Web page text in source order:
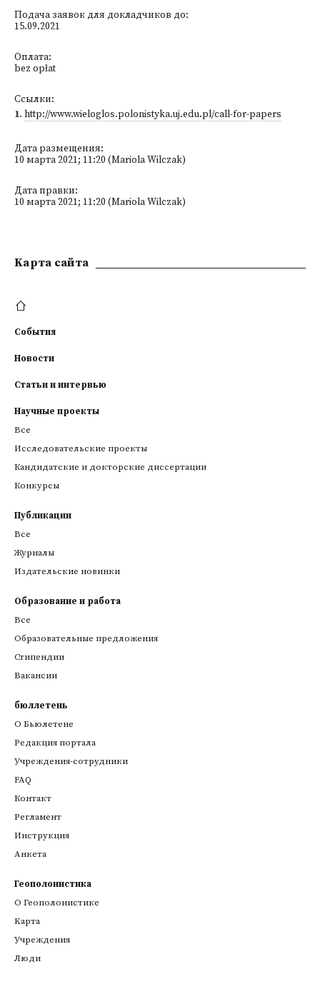
Подача заявок для докладчиков до:
15.09.2021
Оплата:
bez opłat
Ссылки:
1. http://www.wieloglos.polonistyka.uj.edu.pl/call-for-papers
Дата размещения:
10 марта 2021; 11:20 (Mariola Wilczak)
Дата правки:
10 марта 2021; 11:20 (Mariola Wilczak)
Kарта сайта
События
Новости
Статьи и интервью
Научные проекты
Все
Исследовательские проекты
Кандидатские и докторские диссертации
Конкурсы
Публикации
Все
Журналы
Издательские новинки
Образование и работа
Все
Образовательные предложения
Стипендии
Вакансии
бюллетень
О Бьюлетене
Редакция портала
Учреждения-сотрудники
FAQ
Контакт
Регламент
Инструкция
Анкета
Геополонистика
О Геополонистике
Kарта
Учреждения
Люди